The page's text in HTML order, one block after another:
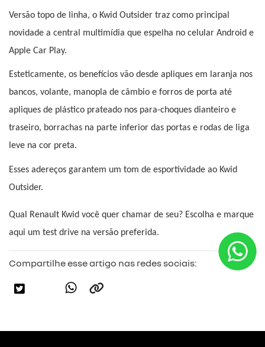
Versão topo de linha, o Kwid Outsider traz como principal
novidade a central multimídia que espelha no celular Android e
Apple Car Play.
Esteticamente, os benefícios vão desde apliques em laranja nos
bancos, volante, manopla de câmbio e forros de porta até
apliques de plástico prateado nos para-choques dianteiro e
traseiro, borrachas na parte inferior das portas e rodas de liga
leve na cor preta.
Esses adereços garantem um tom de esportividade ao Kwid
Outsider.
Qual Renault Kwid você quer chamar de seu? Escolha e marque
aqui um test drive na versão preferida.
Compartilhe esse artigo nas redes sociais: